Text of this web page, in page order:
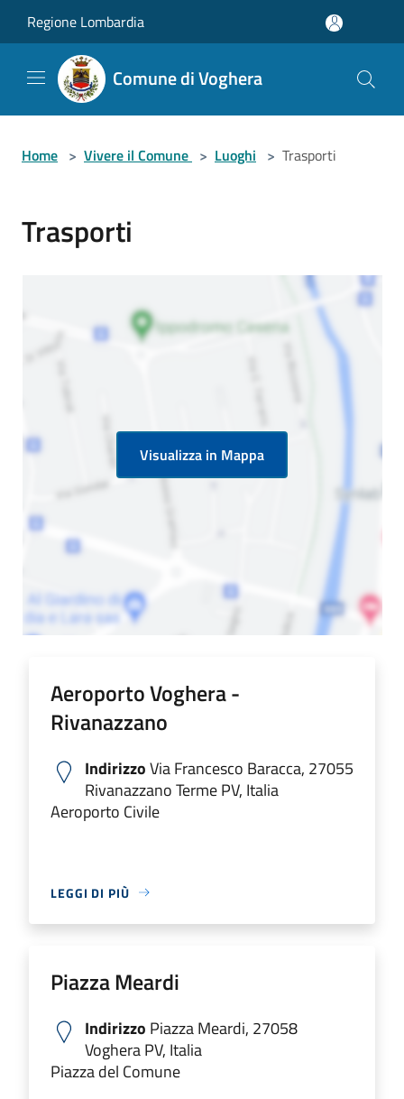
Regione Lombardia
Comune di Voghera
Home > Vivere il Comune > Luoghi > Trasporti
Trasporti
Visualizza in Mappa
Aeroporto Voghera -
Rivanazzano
IndirizzoVia Francesco Baracca, 27055
Rivanazzano Terme PV, Italia
Aeroporto Civile
LEGGI DI PIÙ
Piazza Meardi
Indirizzo Piazza Meardi, 27058
Voghera PV, Italia
Piazza del Comune